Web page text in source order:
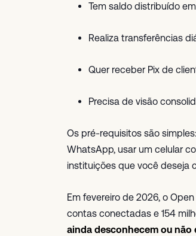
Tem saldo distribuído
Realiza transferências
Quer receber Pix de
Precisa de visão
Os pré-requisitos são
WhatsApp, usar um celular
instituições que você deseja
Em fevereiro de 2026, o
contas conectadas e 154
ainda desconhecem ou